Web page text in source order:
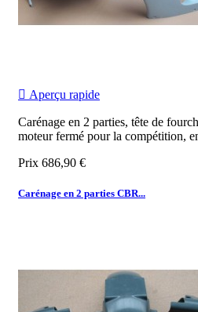
 Aperçu rapide
Carénage en 2 parties, tête de
moteur fermé pour la compétition,
Prix 686,90 €
Carénage en 2 parties CBR...